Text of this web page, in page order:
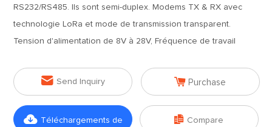
RS232/RS485. Ils sont semi-duplex. Modems TX & RX avec
technologie LoRa et mode de transmission transparent.
Tension d'alimentation de 8V à 28V, Fréquence de travail
 Send Inquiry  Purchase
 Téléchargements de  Compare